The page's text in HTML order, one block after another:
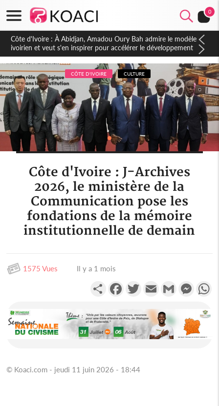
0
Côte d'Ivoire : À Abidjan, Amadou Oury Bah admire le modèle
ivoirien et veut s'en inspirer pour accélérer le développement
de la Guinée
CÔTE D'IVOIRE CULTURE
Côte d'Ivoire : J-Archives
2026, le ministère de la
Communication pose les
fondations de la mémoire
institutionnelle de demain
1575 Vues Il y a 1 mois
PartagerFacebookTwitterEmail Gmail
© Koaci.com - jeudi 11 juin 2026 - 18:44